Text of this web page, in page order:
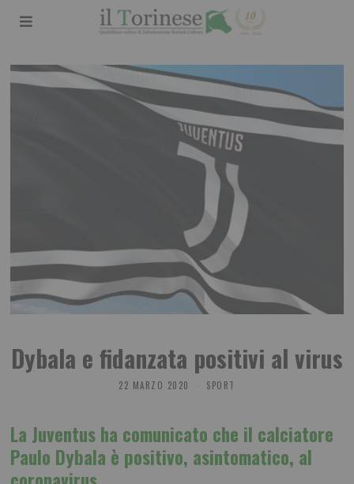
Dybala e fidanzata positivi al virus
22 MARZO 2020 SPORT
La Juventus ha comunicato che il calciatore
Paulo Dybala è positivo, asintomatico, al